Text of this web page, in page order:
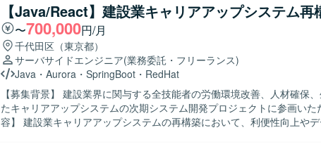
【Java/React】建設業キャリアアップシステム再
〜700,000円/月
千代田区（東京都）
サーバサイドエンジニア(業務委託・フリーランス)
Java ・ Aurora ・ SpringBoot ・ RedHat
【募集背景】 建設業界に関与する全技能者の労働環境改善、人材確保
たキャリアアップシステムの次期システム開発プロジェクトに参画いただきます
容】 建設業キャリアアップシステムの再構築において、利便性向上や